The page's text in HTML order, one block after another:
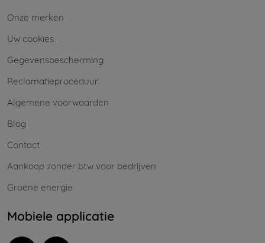
Onze merken
Uw cookies
Gegevensbescherming
Reclamatieproceduur
Algemene voorwaarden
Blog
Contact
Aankoop zonder btw voor bedrijven
Groene energie
Mobiele applicatie